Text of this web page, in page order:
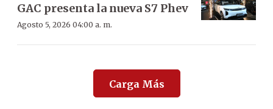
GAC presenta la nueva S7 Phev
Agosto 5, 2026 04:00 a. m.
Carga Más